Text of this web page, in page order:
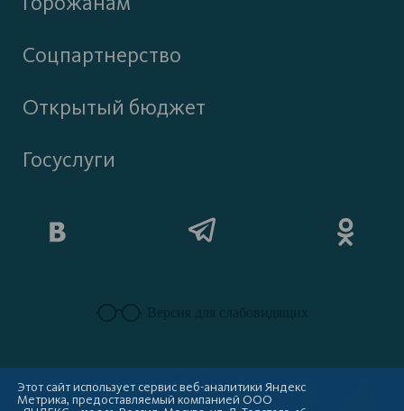
Соцпартнерство
Открытый бюджет
Госуслуги
Этот сайт использует сервис веб-аналитики Яндекс
Метрика, предоставляемый компанией ООО